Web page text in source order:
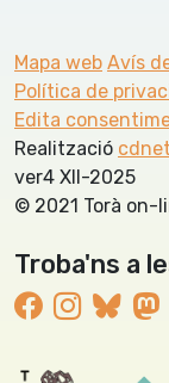
Mapa web Avís
Política de
Edita
Realització cdnet
ver4 XII-2025
© 2021 Torà on-
Troba'ns a